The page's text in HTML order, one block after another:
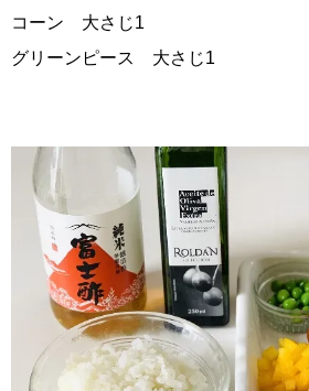
コーン 大さじ1
グリーンピース 大さじ1